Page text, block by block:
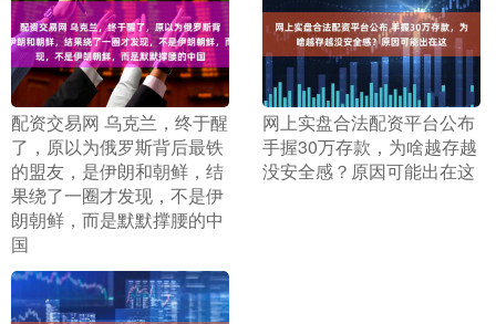
​配资交易网 乌克兰，终于醒
了，原以为俄罗斯背后最铁
的盟友，是伊朗和朝鲜，结
果绕了一圈才发现，不是伊
朗朝鲜，而是默默撑腰的中
国
​网上实盘合法配资平台公布
手握30万存款，为啥越存越
没安全感？原因可能出在这